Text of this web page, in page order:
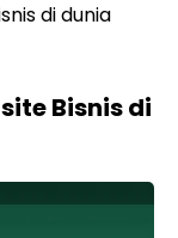
di dunia
Bisnis di